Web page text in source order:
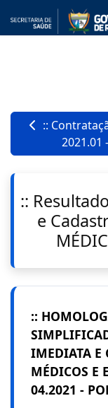
::
2021.01
::
e
::
IMEDIATA E
MÉDICOS E
04.2021 -